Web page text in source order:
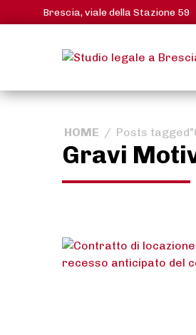
to
Brescia, viale della Stazione 59
HOME / Posts
Gravi